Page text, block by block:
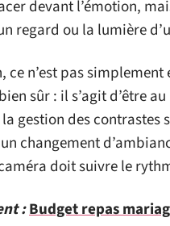
devant l’émotion,
regard ou la lumière
ce n’est pas
sûr : il s’agit d’être
gestion des
changement
doit suivre le
:Budget repas